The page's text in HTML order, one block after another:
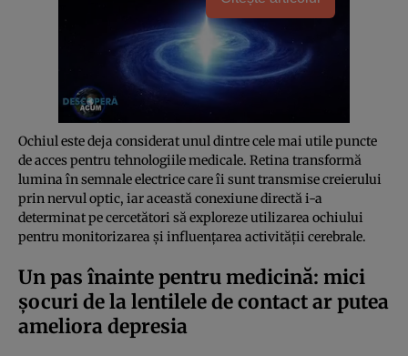
Ochiul este deja considerat unul dintre cele mai utile puncte
de acces pentru tehnologiile medicale. Retina transformă
lumina în semnale electrice care îi sunt transmise creierului
prin nervul optic, iar această conexiune directă i-a
determinat pe cercetători să exploreze utilizarea ochiului
pentru monitorizarea și influențarea activității cerebrale.
Un pas înainte pentru medicină: mici
șocuri de la lentilele de contact ar putea
ameliora depresia